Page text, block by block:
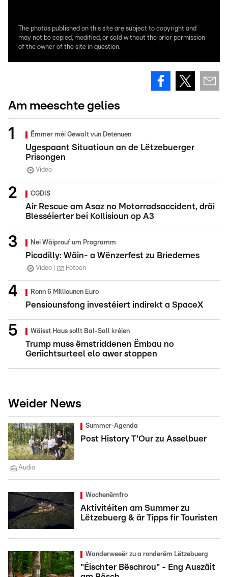
The photos published on this site are subject to copyright and
may not be copied, modified, or sold without the prior permission
of the owner of the site in question.
Am meeschte gelies
Ëmmer méi Gewalt vun Detenuen
Ugespaant Situatioun an de Lëtzebuerger
Prisongen
Video
CGDIS
Air Rescue am Asaz no Motorradsaccident, dräi
Blesséierter bei Kollisioun op A3
Nei Wäiprouf um Programm
Picadilly: Wäin- a Wënzerfest zu Briedemes
Video Fotoen
Ronn 6 Milliounen Euro
Pensiounsfong investéiert indirekt a SpaceX
Wäisst Haus sollt Bal-Sall kréien
Trump muss ëmstriddenen Ëmbau no
Geriichtsurteel elo awer stoppen
Weider News
Summer-Agenda
Post History T'Our zu Asselbuer
Audio
Wochenëmfro
Aktivitéiten am Summer zu
Lëtzebuerg & är Tipps fir Touristen
Wanderweeër zu a ronderëm Lëtzebuerg
"Éischter Bëschrou" - Eng Auszäit